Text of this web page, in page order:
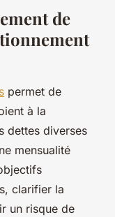
de
permet de
à la
dettes diverses
mensualité
clarifier la
un risque de